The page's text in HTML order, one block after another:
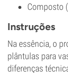
Composto
Instruções
Na essência, o
plântulas para
diferenças